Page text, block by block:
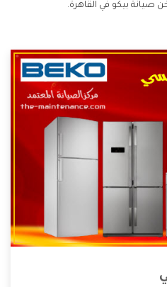
صيانة بيكو في القاهرة.